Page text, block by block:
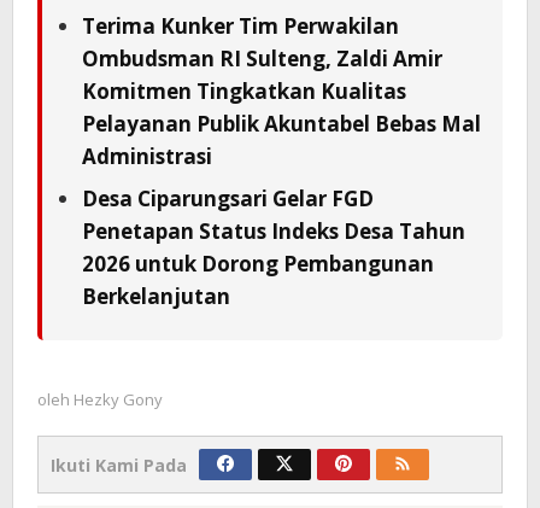
Terima Kunker Tim Perwakilan
Ombudsman RI Sulteng, Zaldi Amir
Komitmen Tingkatkan Kualitas
Pelayanan Publik Akuntabel Bebas Mal
Administrasi
Desa Ciparungsari Gelar FGD
Penetapan Status Indeks Desa Tahun
2026 untuk Dorong Pembangunan
Berkelanjutan
oleh Hezky Gony
Ikuti Kami Pada